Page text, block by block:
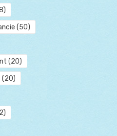
(50)
(20)
(20)